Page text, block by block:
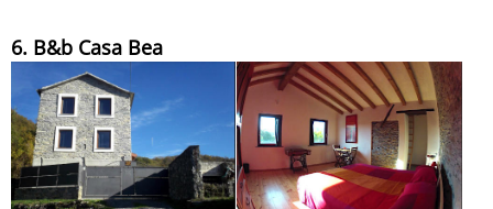
6. B&b Casa Bea